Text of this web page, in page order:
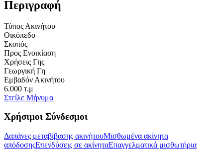
Περιγραφή
Τύπος Ακινήτου
Οικόπεδο
Σκοπός
Προς Ενοικίαση
Χρήσεις Γης
Γεωργική Γη
Εμβαδόν Ακινήτου
6.000 τ.μ
Στείλε Μήνυμα
Χρήσιμοι Σύνδεσμοι
Δαπάνες μεταβίβασης ακινήτουΜισθωμένα ακίνητα
απόδοσηςΕπενδύσεις σε ακίνηταΕπαγγελματικά μισθωτήρια